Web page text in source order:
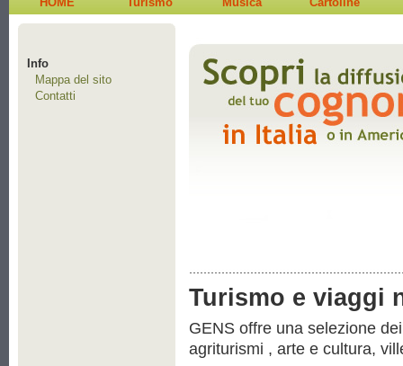
Info
Mappa del sito
Contatti
Turismo e viaggi
GENS offre una selezione
agriturismi , arte e cultura,